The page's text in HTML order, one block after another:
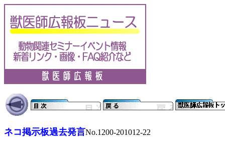
ネコ掲示板過去発言No.1200-201012-22